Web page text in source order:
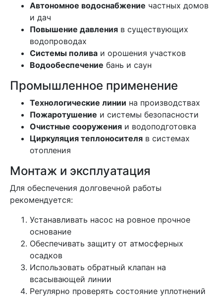
Автономное водоснабжение частных домов
и дач
Повышение давления в существующих
водопроводах
Системы полива и орошения участков
Водообеспечение бань и саун
Промышленное применение
Технологические линии на производствах
Пожаротушение и системы безопасности
Очистные сооружения и водоподготовка
Циркуляция теплоносителя в системах
отопления
Монтаж и эксплуатация
Для обеспечения долговечной работы
рекомендуется:
Устанавливать насос на ровное прочное
основание
Обеспечивать защиту от атмосферных
осадков
Использовать обратный клапан на
всасывающей линии
Регулярно проверять состояние уплотнений